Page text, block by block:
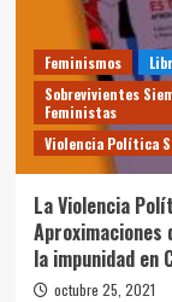
Feminismos
Sobrevivientes
Feministas
Violencia Política
La Violencia
Aproximaciones
la impunidad en
octubre 25, 2021